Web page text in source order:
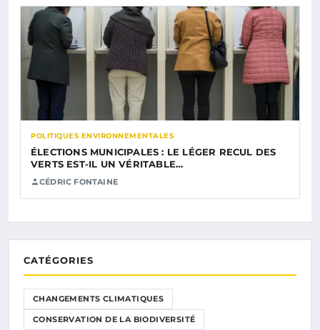
POLITIQUES ENVIRONNEMENTALES
ÉLECTIONS MUNICIPALES : LE LÉGER RECUL DES
VERTS EST-IL UN VÉRITABLE…
CÉDRIC FONTAINE
CATÉGORIES
CHANGEMENTS CLIMATIQUES
CONSERVATION DE LA BIODIVERSITÉ